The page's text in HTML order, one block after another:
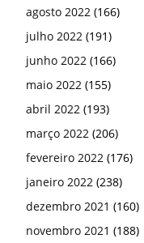
novembro 2021(188)
outubro 2021(144)
setembro 2021(175)
agosto 2021(189)
julho 2021 (207)
junho 2021(193)
maio 2021(179)
abril 2021(193)
março 2021(215)
fevereiro 2021(172)